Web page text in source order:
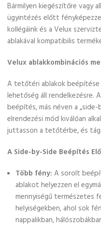
Bármilyen kiegészítőre vagy
ügyintézés előtt
kollégáink és a Velux
ablakával kompatibilis
Velux ablakkombinációs
A tetőtéri ablakok beépítése
lehetőség áll rendelkezésre.
beépítés, más néven a „side-
elrendezési mód kiválóan
juttasson a tetőtérbe, és
A Side-by-Side Beépítés
Több fény: A sorolt
ablakot helyezzen el
mennyiségű természetes
helyiségekben, ahol sok
nappalikban,